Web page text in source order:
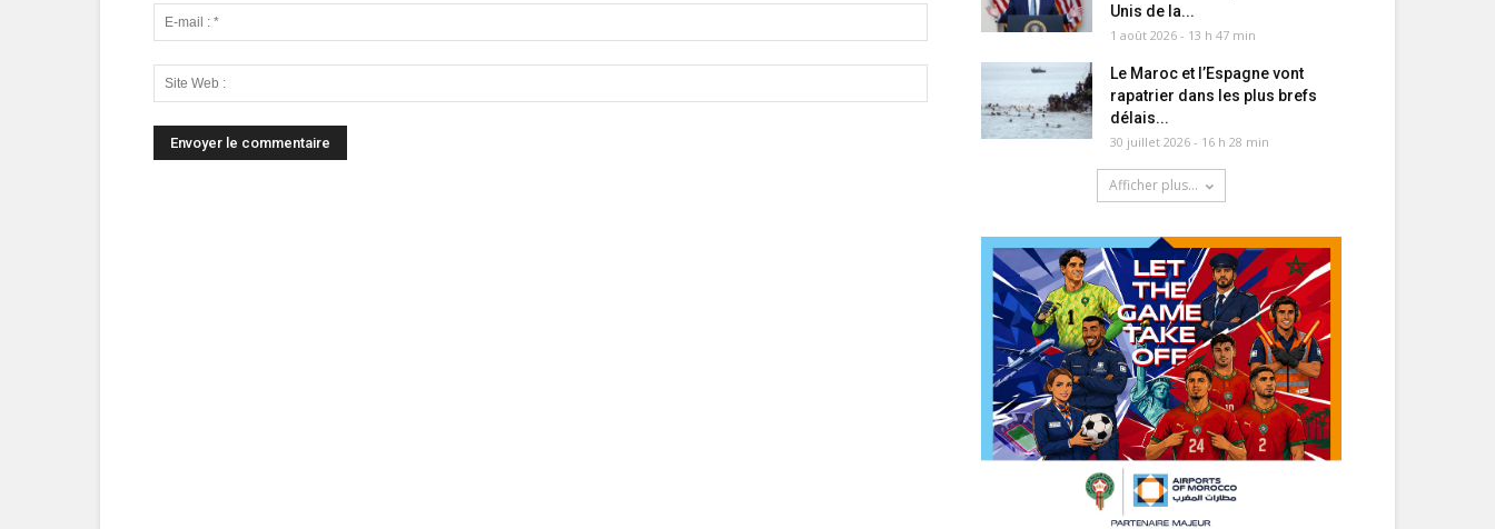
Unis de la...
1 août 2026 - 13 h 47 min
Le Maroc et l’Espagne vont
rapatrier dans les plus brefs
délais...
30 juillet 2026 - 16 h 28 min
Afficher plus...